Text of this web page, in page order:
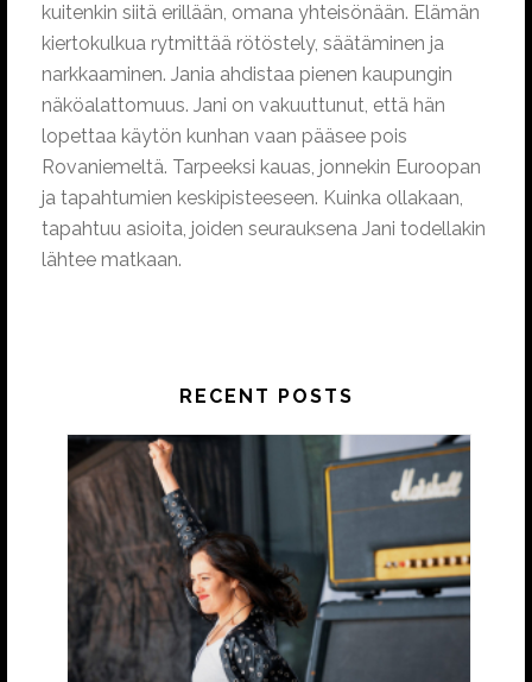
kuitenkin siitä erillään, omana yhteisönään. Elämän
kiertokulkua rytmittää rötöstely, säätäminen ja
narkkaaminen. Jania ahdistaa pienen kaupungin
näköalattomuus. Jani on vakuuttunut, että hän
lopettaa käytön kunhan vaan pääsee pois
Rovaniemeltä. Tarpeeksi kauas, jonnekin Euroopan
ja tapahtumien keskipisteeseen. Kuinka ollakaan,
tapahtuu asioita, joiden seurauksena Jani todellakin
lähtee matkaan.
RECENT POSTS